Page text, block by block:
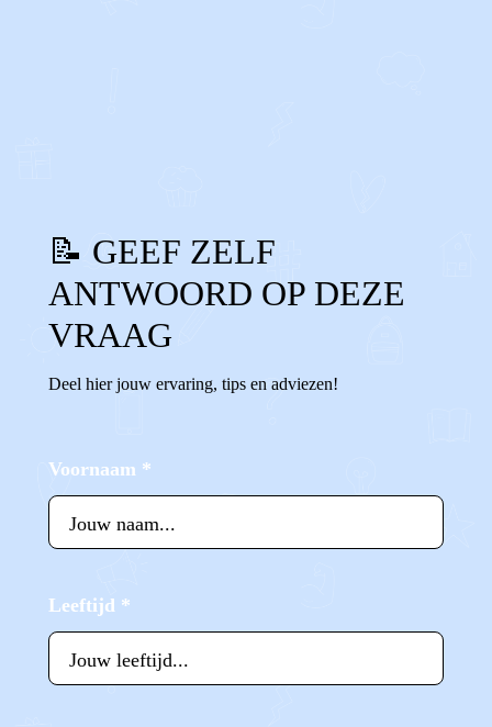
📝 GEEF ZELF
ANTWOORD OP DEZE
VRAAG
Deel hier jouw ervaring, tips en adviezen!
Voornaam *
Leeftijd *